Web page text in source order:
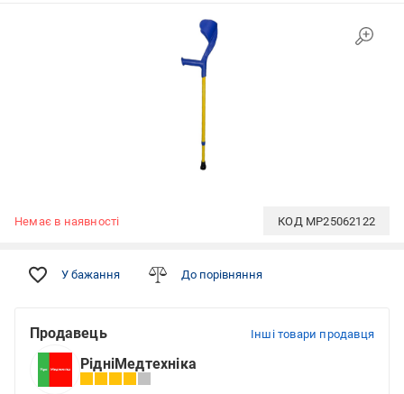
Немає в наявності КОД MP25062122
У бажання До порівняння
Продавець Інші товари продавця
РідніМедтехніка